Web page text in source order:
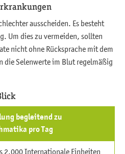
ausscheiden. Es besteht
Um dies zu vermeiden, sollten
nicht ohne Rücksprache mit dem
die Selenwerte im Blut regelmäßig
begleitend zu
pro Tag
2.000 Internationale Einheiten